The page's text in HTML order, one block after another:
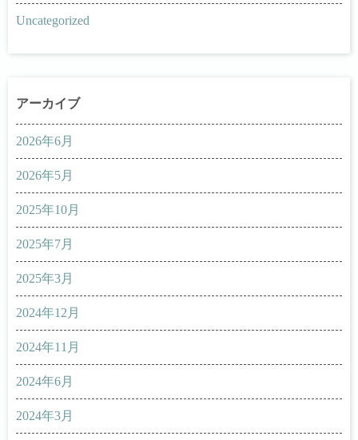
Uncategorized
2026年6月
2026年5月
2025年10月
2025年7月
2025年3月
2024年12月
2024年11月
2024年6月
2024年3月